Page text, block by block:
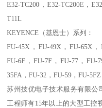
E32-TC200，E32-TC200E，
T11L
KEYENCE（基恩士）系列：
FU-45X，FU-49X，FU-65X
FU-6F，FU-7F，FU-77，FU-
35FA，FU-32，FU-59，FU-5FZ
苏州技优电子技术服务有限公
工程师有15年以上的大型工控